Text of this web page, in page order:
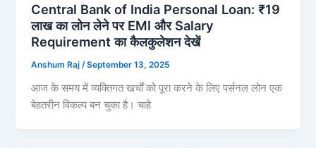
Central Bank of India Personal Loan: ₹19
लाख का लोन लेने पर EMI और Salary
Requirement का कैलकुलेशन देखें
Anshum Raj/September 13, 2025
आज के समय में व्यक्तिगत खर्चों को पूरा करने के लिए पर्सनल लोन एक
बेहतरीन विकल्प बन चुका है। चाहे